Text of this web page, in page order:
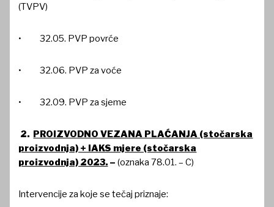
(TVPV)
• 32.05. PVP povrće
• 32.06. PVP za voće
• 32.09. PVP za sjeme
2. PROIZVODNO VEZANA PLAĆANJA (stočarska
proizvodnja) + IAKS mjere (stočarska
proizvodnja) 2023. –(oznaka 78.01. – C)
Intervencije za koje se tečaj priznaje: